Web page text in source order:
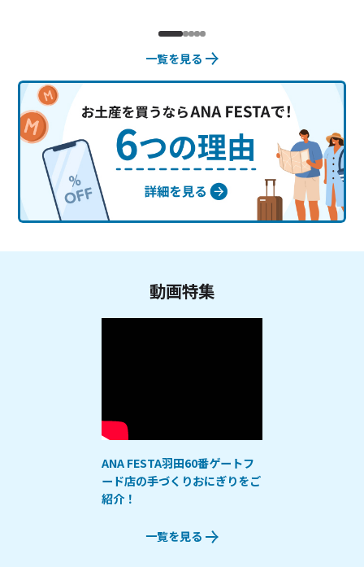
一覧を見る
動画特集
ANA FESTA羽田60番ゲートフ
ード店の手づくりおにぎりをご
紹介！
一覧を見る